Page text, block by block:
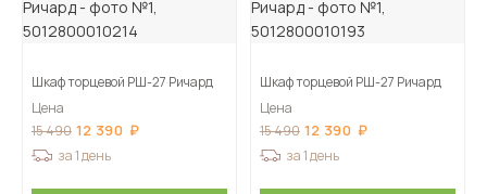
Шкаф торцевой РШ-27 Ричард
Цена
15 490 12 390
за 1 день
Шкаф торцевой РШ-27 Ричард
Цена
15 490 12 390
за 1 день